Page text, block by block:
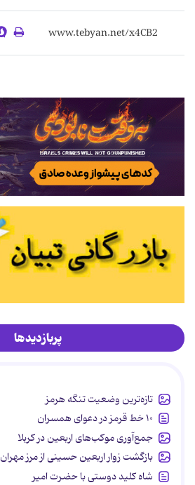
پربازدیدها
تازه‌ترین وضعیت تنگه هرمز
۱۰ خط قرمز در دعوای همسران
جمع‌آوری موکب‌های اربعین در کربلا
بازگشت زوار اربعین حسینی از مرز مهران
شاه کلید دوستی با حضرت امیر